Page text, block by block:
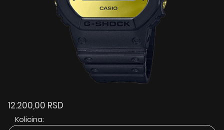
12.200,00 RSD
Kolicina: